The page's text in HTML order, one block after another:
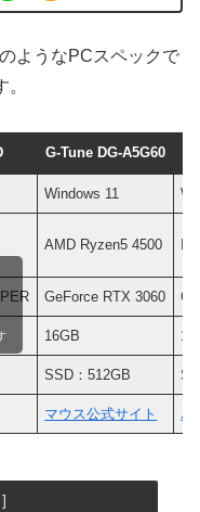
ようなPCスペックで
G-Tune DG-A5G60
Windows 11
AMD Ryzen5 4500
GeForce RTX 3060
16GB
SSD：512GB
マウス公式サイト パ